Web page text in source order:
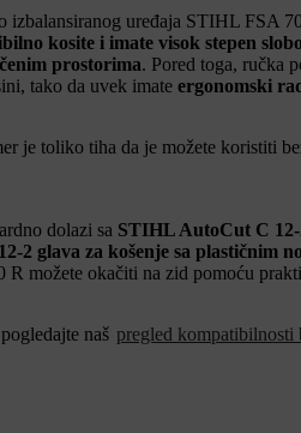
izbalansiranog uređaja STIHL FSA
kosite i imate visok stepen
prostorima. Pored toga, ručka
tako da uvek imate ergonomski
je toliko tiha da je možete koristiti
dolazi sa STIHL AutoCut C 12-
2 glava za košenje sa plastičnim
možete okačiti na zid pomoću
naš pregled kompatibilnosti